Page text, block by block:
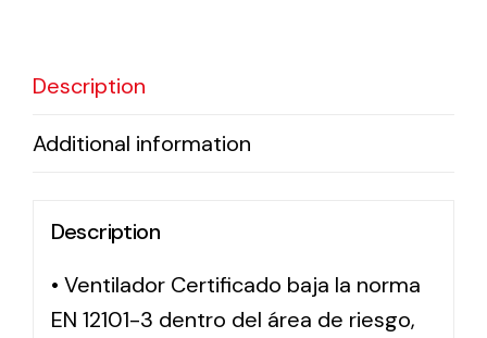
Description
Additional information
Description
• Ventilador Certificado baja la norma
EN 12101-3 dentro del área de riesgo,